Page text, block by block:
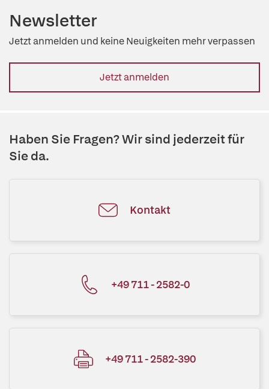
Newsletter
Jetzt anmelden und keine Neuigkeiten mehr verpassen
Jetzt anmelden
Haben Sie Fragen? Wir sind jederzeit für
Sie da.
Kontakt
+49 711 - 2582-0
+49 711 - 2582-390